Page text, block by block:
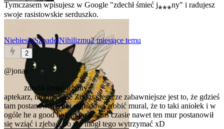
Tymczasem wpisujesz w Google "zdechł śmieć j⁎⁎⁎ny" i radujesz
swoje rasistowskie serduszko.
NiebieskiSzpadelNihilizmu2 miesiące temu
2
@jonas
zdechł śmieć jebany
aptekarz, niezmiennieZresztą jeszcze zabawniejsze jest to, że gdzieś
tam postanowili temu odpadowi zrobić mural, że to taki aniołek i w
ogóle he a good boi, to po jakimś czasie nawet ten mur postanowił
się wziąć i zjebać, bo nie mógł tego wytrzymać xD